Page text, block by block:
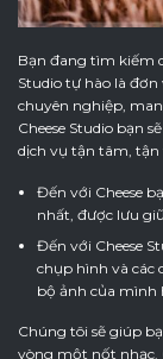
Bạn đang tìm kiếm
Studio tự hào là
chuyên nghiệp,
Cheese Studio bạn
dịch vụ tận tâm,
Đến với Cheese
nhất, được lưu
Đến với Cheese
chụp hình và các
bộ ảnh của mình
Chúng tôi sẽ giúp
vòng một nốt nhạc.